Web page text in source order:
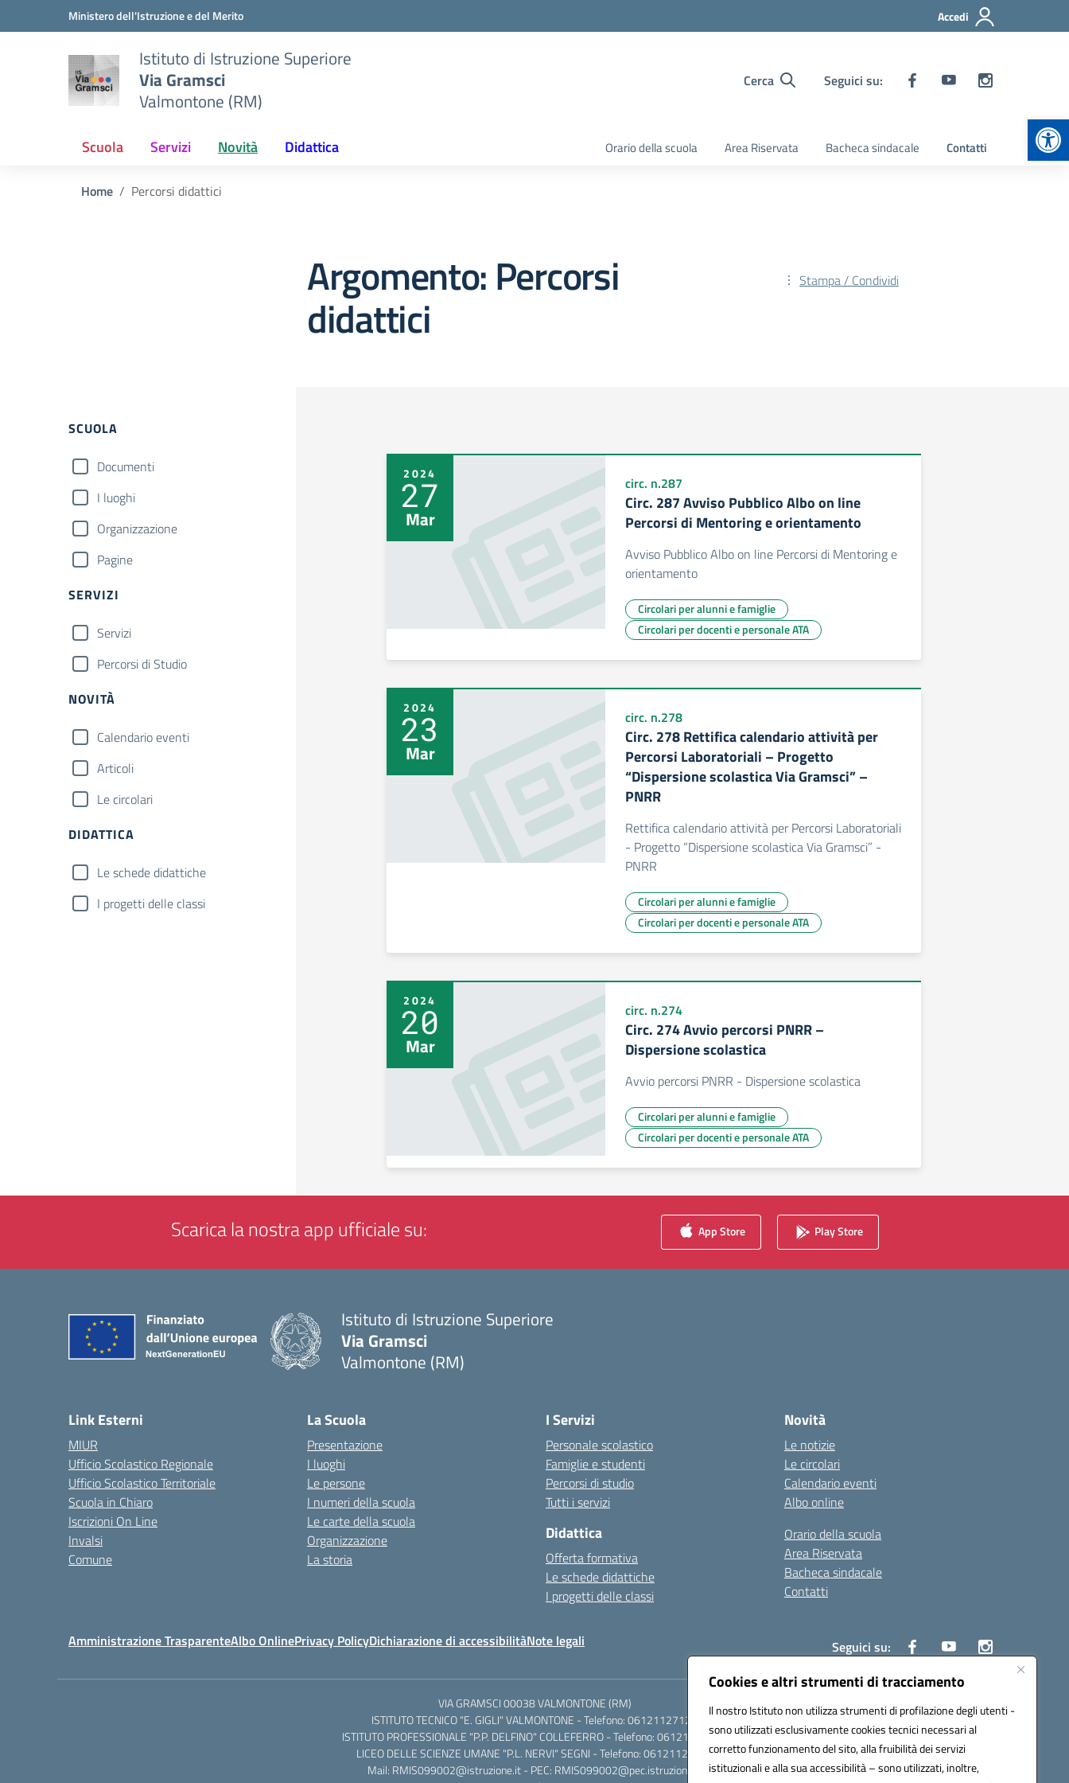
Cookies e altri strumenti di tracciamento
Il nostro Istituto non utilizza strumenti di profilazione degli utenti -
sono utilizzati esclusivamente cookies tecnici necessari al
corretto funzionamento del sito, alla fruibilità dei servizi
istituzionali e alla sua accessibilità – sono utilizzati, inoltre,
Vai ai contenuti
Vai al menu di navigazioneMinistero dell'Istruzione e del Merito Accedi
Istituto di Istruzione Superiore
Via Gramsci
Valmontone (RM)
Cerca Seguici su:
Scuola Servizi Novità Didattica Orario della scuola Area Riservata Bacheca sindacale Contatti
Home Percorsi didattici
Argomento: Percorsi
didattici
Stampa / Condividi
Filtri
SCUOLA
Documenti
I luoghi
Organizzazione
Pagine
SERVIZI
Servizi
Percorsi di Studio
NOVITÀ
Calendario eventi
Articoli
Le circolari
DIDATTICA
Le schede didattiche
I progetti delle classi
2024
27
Mar
circ. n.287
Circ. 287 Avviso Pubblico Albo on line
Percorsi di Mentoring e orientamento
Avviso Pubblico Albo on line Percorsi di Mentoring e
orientamento
Circolari per alunni e famiglie
Circolari per docenti e personale ATA
2024
23
Mar
circ. n.278
Circ. 278 Rettifica calendario attività per
Percorsi Laboratoriali – Progetto
“Dispersione scolastica Via Gramsci” –
PNRR
Rettifica calendario attività per Percorsi Laboratoriali
- Progetto “Dispersione scolastica Via Gramsci” -
PNRR
Circolari per alunni e famiglie
Circolari per docenti e personale ATA
2024
20
Mar
circ. n.274
Circ. 274 Avvio percorsi PNRR –
Dispersione scolastica
Avvio percorsi PNRR - Dispersione scolastica
Circolari per alunni e famiglie
Circolari per docenti e personale ATA
Scarica la nostra app ufficiale su: App Store Play Store
Istituto di Istruzione Superiore
Via Gramsci
Valmontone (RM)
Link Esterni
MIUR
Ufficio Scolastico Regionale
Ufficio Scolastico Territoriale
Scuola in Chiaro
Iscrizioni On Line
Invalsi
Comune
La Scuola
Presentazione
I luoghi
Le persone
I numeri della scuola
Le carte della scuola
Organizzazione
La storia
I Servizi
Personale scolastico
Famiglie e studenti
Percorsi di studio
Tutti i servizi
Didattica
Offerta formativa
Le schede didattiche
I progetti delle classi
Novità
Le notizie
Le circolari
Calendario eventi
Albo online
Orario della scuola
Area Riservata
Bacheca sindacale
Contatti
Amministrazione TrasparenteAlbo OnlinePrivacy PolicyDichiarazione di accessibilitàNote legali Seguici su:
VIA GRAMSCI 00038 VALMONTONE (RM)
ISTITUTO TECNICO "E. GIGLI" VALMONTONE - Telefono: 06121127125
ISTITUTO PROFESSIONALE "P.P. DELFINO" COLLEFERRO - Telefono: 06121126825
LICEO DELLE SCIENZE UMANE "P.L. NERVI" SEGNI - Telefono: 06121126845
Mail: RMIS099002@istruzione.it - PEC: RMIS099002@pec.istruzione.it